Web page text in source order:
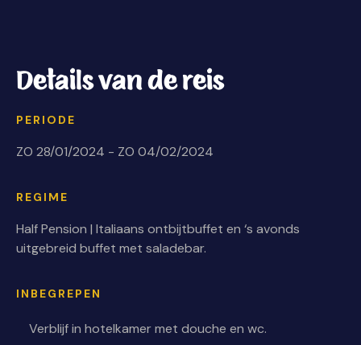
Details van de reis
PERIODE
ZO 28/01/2024 - ZO 04/02/2024
REGIME
Half Pension | Italiaans ontbijtbuffet en ‘s avonds
uitgebreid buffet met saladebar.
INBEGREPEN
Verblijf in hotelkamer met douche en wc.